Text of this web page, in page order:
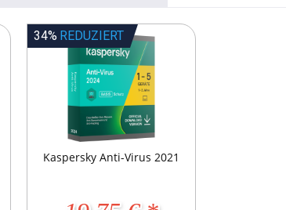
34% REDUZIERT
Kaspersky Anti-Virus 2021